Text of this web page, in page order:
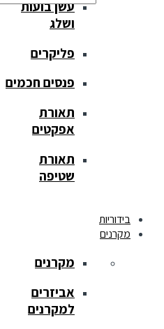
עשן בועות
ושלג
פליקרים
פנסים חכמים
תאורת
אפקטים
תאורת
שטיפה
בידוריות
מקרנים
מקרנים
אביזרים
למקרנים